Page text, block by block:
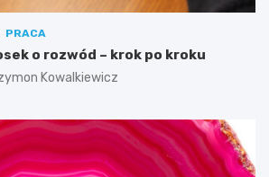
PRACA
o rozwód – krok po kroku
Kowalkiewicz